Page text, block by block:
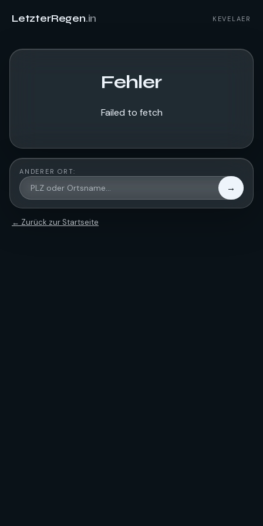
LetzterRegen.in KEVELAER
Fehler
Failed to fetch
ANDERER ORT:
→
← Zurück zur Startseite